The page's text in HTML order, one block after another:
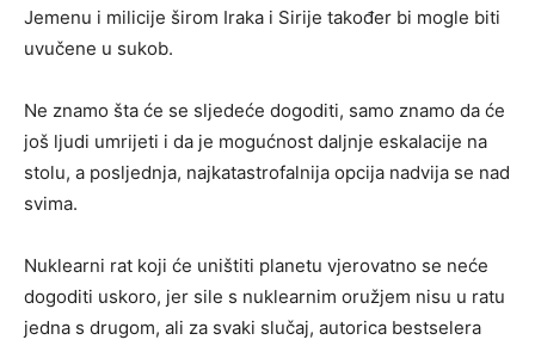
Jemenu i milicije širom Iraka i Sirije također bi mogle biti
uvučene u sukob.
Ne znamo šta će se sljedeće dogoditi, samo znamo da će
još ljudi umrijeti i da je mogućnost daljnje eskalacije na
stolu, a posljednja, najkatastrofalnija opcija nadvija se nad
svima.
Nuklearni rat koji će uništiti planetu vjerovatno se neće
dogoditi uskoro, jer sile s nuklearnim oružjem nisu u ratu
jedna s drugom, ali za svaki slučaj, autorica bestselera